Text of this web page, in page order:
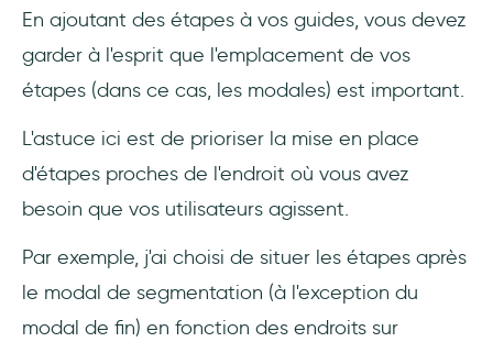
En ajoutant des étapes à vos guides, vous devez
garder à l'esprit que l'emplacement de vos
étapes (dans ce cas, les modales) est important.
L'astuce ici est de prioriser la mise en place
d'étapes proches de l'endroit où vous avez
besoin que vos utilisateurs agissent.
Par exemple, j'ai choisi de situer les étapes après
le modal de segmentation (à l'exception du
modal de fin) en fonction des endroits sur